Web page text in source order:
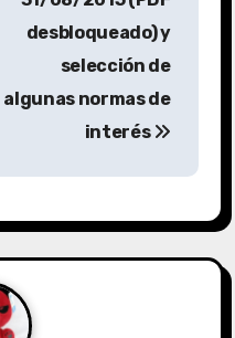
desbloqueado) y
selección de
algunas normas de
interés